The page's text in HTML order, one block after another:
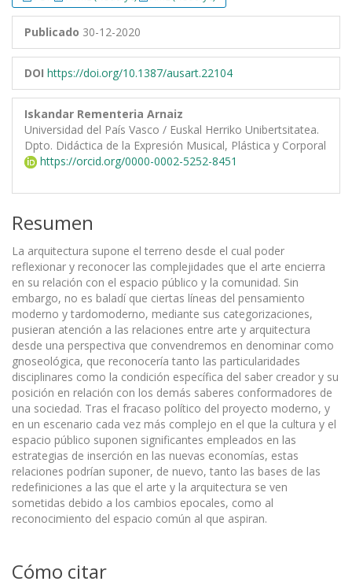
Publicado 30-12-2020
DOI https://doi.org/10.1387/ausart.22104
Iskandar Rementeria Arnaiz
Universidad del País Vasco / Euskal Herriko Unibertsitatea.
Dpto. Didáctica de la Expresión Musical, Plástica y Corporal
https://orcid.org/0000-0002-5252-8451
Resumen
La arquitectura supone el terreno desde el cual poder
reflexionar y reconocer las complejidades que el arte encierra
en su relación con el espacio público y la comunidad. Sin
embargo, no es baladí que ciertas líneas del pensamiento
moderno y tardomoderno, mediante sus categorizaciones,
pusieran atención a las relaciones entre arte y arquitectura
desde una perspectiva que convendremos en denominar como
gnoseológica, que reconocería tanto las particularidades
disciplinares como la condición específica del saber creador y su
posición en relación con los demás saberes conformadores de
una sociedad. Tras el fracaso político del proyecto moderno, y
en un escenario cada vez más complejo en el que la cultura y el
espacio público suponen significantes empleados en las
estrategias de inserción en las nuevas economías, estas
relaciones podrían suponer, de nuevo, tanto las bases de las
redefiniciones a las que el arte y la arquitectura se ven
sometidas debido a los cambios epocales, como al
reconocimiento del espacio común al que aspiran.
Cómo citar